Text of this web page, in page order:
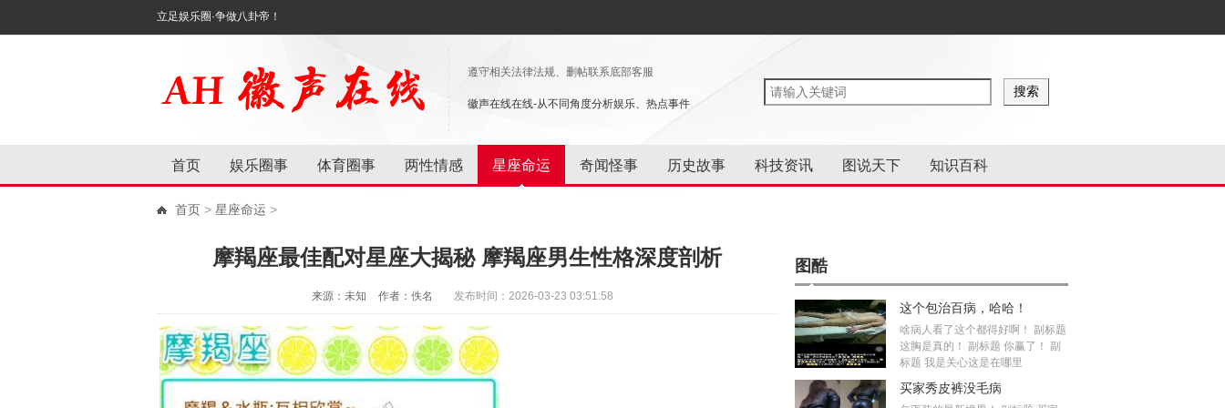
立足娱乐圈·争做八卦帝！
遵守相关法律法规、删帖联系底部客服
徽声在线在线-从不同角度分析娱乐、热点事件
首页 娱乐圈事 体育圈事 两性情感 星座命运 奇闻怪事 历史故事 科技资讯 图说天下 知识百科
首页 > 星座命运 >
摩羯座最佳配对星座大揭秘 摩羯座男生性格深度剖析
来源：未知 作者：佚名 发布时间：2026-03-23 03:51:58
图酷
这个包治百病，哈哈！
啥病人看了这个都得好啊！ 副标题
这胸是真的！ 副标题 你赢了！ 副
标题 我是关心这是在哪里
买家秀皮裤没毛病